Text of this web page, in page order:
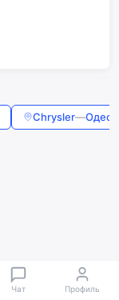
Chrysler—
Чат Профиль